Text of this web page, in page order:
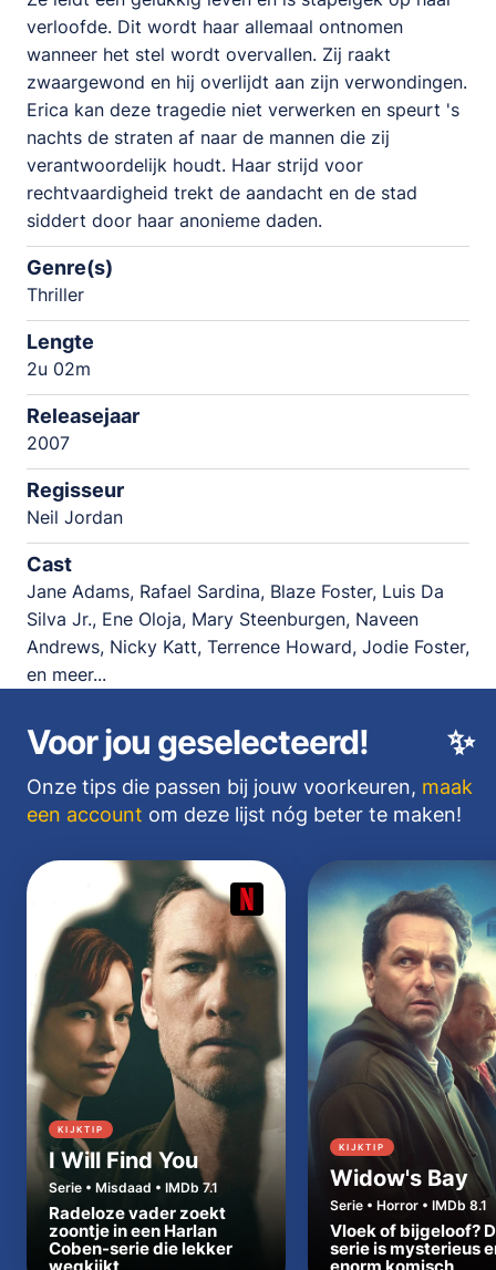
verloofde. Dit wordt haar allemaal ontnomen
wanneer het stel wordt overvallen. Zij raakt
zwaargewond en hij overlijdt aan zijn verwondingen.
Erica kan deze tragedie niet verwerken en speurt 's
nachts de straten af naar de mannen die zij
verantwoordelijk houdt. Haar strijd voor
rechtvaardigheid trekt de aandacht en de stad
siddert door haar anonieme daden.
Genre(s)
Thriller
Lengte
2u 02m
Releasejaar
2007
Regisseur
Neil Jordan
Cast
Jane Adams, Rafael Sardina, Blaze Foster, Luis Da
Silva Jr., Ene Oloja, Mary Steenburgen, Naveen
Andrews, Nicky Katt, Terrence Howard, Jodie Foster,
en meer...
✨
Voor jou geselecteerd!
Onze tips die passen bij jouw voorkeuren, maak
een account om deze lijst nóg beter te maken!
KIJKTIP
I Will Find You
Serie • Misdaad • IMDb 7.1
Radeloze vader zoekt
zoontje in een Harlan
Coben-serie die lekker
KIJKTIP
Widow's Bay
Serie • Horror • IMDb 8.1
Vloek of bijgeloof?
serie is mysterieus